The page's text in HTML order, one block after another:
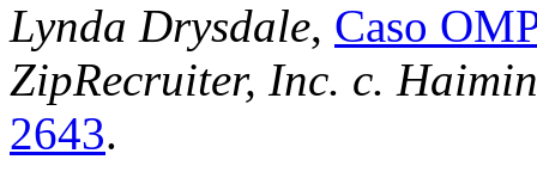
Lynda Drysdale, Caso
ZipRecruiter, Inc. c.
2643.